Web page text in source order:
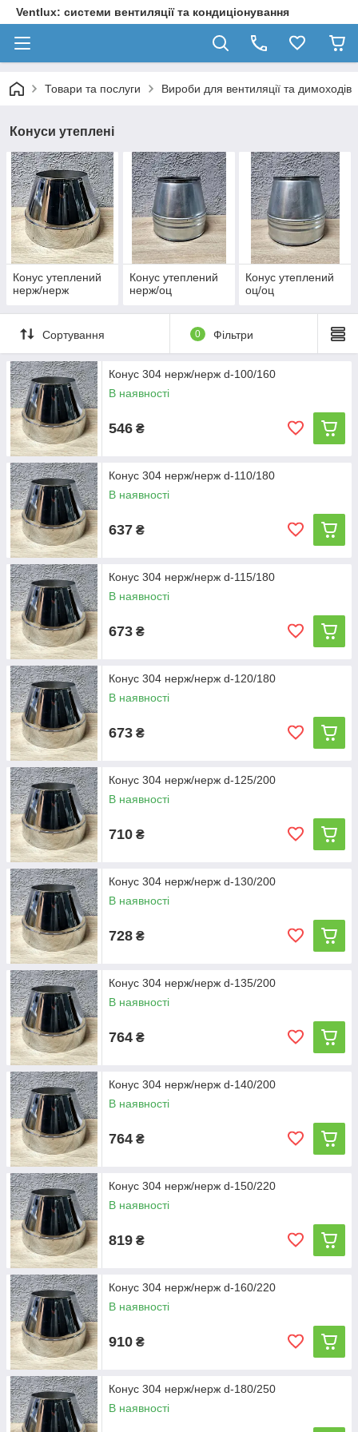
Ventlux: системи вентиляції та кондиціонування
Товари та послуги Вироби для вентиляції та димоходів
Конуси утеплені
Конус утеплений
нерж/нерж
Конус утеплений
нерж/оц
Конус утеплений
оц/оц
Сортування 0 Фільтри
Конус 304 нерж/нерж d-100/160
В наявності
546 ₴
Конус 304 нерж/нерж d-110/180
В наявності
637 ₴
Конус 304 нерж/нерж d-115/180
В наявності
673 ₴
Конус 304 нерж/нерж d-120/180
В наявності
673 ₴
Конус 304 нерж/нерж d-125/200
В наявності
710 ₴
Конус 304 нерж/нерж d-130/200
В наявності
728 ₴
Конус 304 нерж/нерж d-135/200
В наявності
764 ₴
Конус 304 нерж/нерж d-140/200
В наявності
764 ₴
Конус 304 нерж/нерж d-150/220
В наявності
819 ₴
Конус 304 нерж/нерж d-160/220
В наявності
910 ₴
Конус 304 нерж/нерж d-180/250
В наявності